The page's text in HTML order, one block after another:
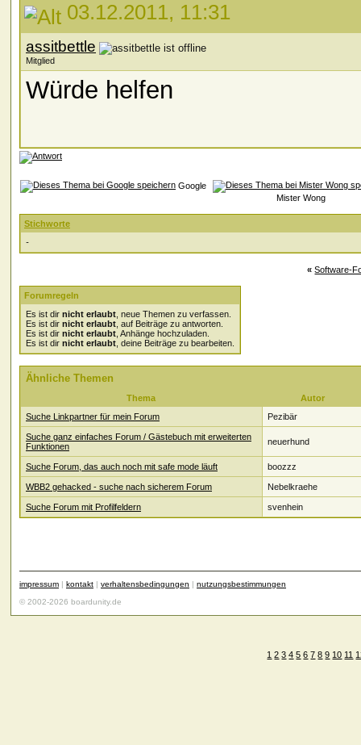
03.12.2011, 11:31
assitbettle
Mitglied
Würde helfen
Google
Mister Wong
Stichworte
-
« Software-
Forumregeln
Es ist dir nicht erlaubt , neue Themen zu verfassen.
Es ist dir nicht erlaubt , auf Beiträge zu antworten.
Es ist dir nicht erlaubt , Anhänge hochzuladen.
Es ist dir nicht erlaubt , deine Beiträge zu bearbeiten.
Ähnliche Themen
Thema
Autor
Suche Linkpartner für mein Forum
Pezibär
Suche ganz einfaches Forum / Gästebuch mit erweiterten
Funktionen
neuerhund
Suche Forum, das auch noch mit safe mode läuft boozzz
WBB2 gehacked - suche nach sicherem Forum Nebelkraehe
Suche Forum mit Profilfeldern svenhein
impressum | kontakt | verhaltensbedingungen | nutzungsbestimmungen
© 2002-2026 boardunity.de
1 2 3 4 5 6 7 8 9 10 11